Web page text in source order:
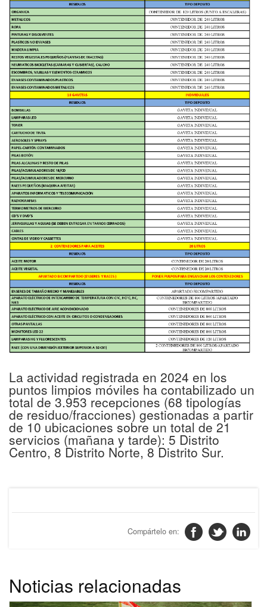
La actividad registrada en 2024 en los
puntos limpios móviles ha contabilizado un
total de 3.953 recepciones (68 tipologías
de residuo/fracciones) gestionadas a partir
de 10 ubicaciones sobre un total de 21
servicios (mañana y tarde): 5 Distrito
Centro, 8 Distrito Norte, 8 Distrito Sur.
Noticias relacionadas